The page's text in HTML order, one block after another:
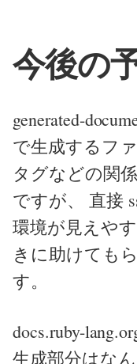
今後の
generated-
で生成するフ
タグなどの関
ですが、 直接
環境が見えや
きに助けても
す。
docs.ruby-
生成部分はな